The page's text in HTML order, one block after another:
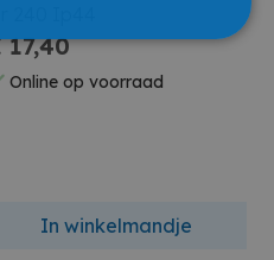
17,40
Online op voorraad
In winkelmandje